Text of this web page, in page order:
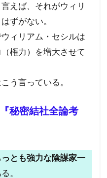
えば、それがウィリ
ずがない。
ィリアム・セシルは
権力）を増大させて
う言っている。
秘密結社全論考
っとも強力な陰謀家一
。